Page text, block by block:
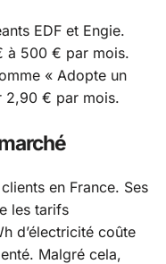
EDF et Engie.
à 500 € par mois.
« Adopte un
2,90 € par mois.
en France. Ses
les tarifs
d’électricité coûte
Malgré cela,